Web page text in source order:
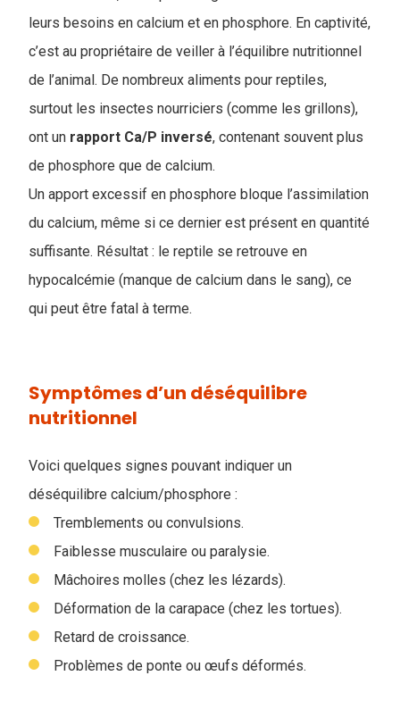
leurs besoins en calcium et en phosphore. En captivité,
c’est au propriétaire de veiller à l’équilibre nutritionnel
de l’animal. De nombreux aliments pour reptiles,
surtout les insectes nourriciers (comme les grillons),
ont un rapport Ca/P inversé, contenant souvent plus
de phosphore que de calcium.
Un apport excessif en phosphore bloque l’assimilation
du calcium, même si ce dernier est présent en quantité
suffisante. Résultat : le reptile se retrouve en
hypocalcémie (manque de calcium dans le sang), ce
qui peut être fatal à terme.
Symptômes d’un déséquilibre
nutritionnel
Voici quelques signes pouvant indiquer un
déséquilibre calcium/phosphore :
Tremblements ou convulsions.
Faiblesse musculaire ou paralysie.
Mâchoires molles (chez les lézards).
Déformation de la carapace (chez les tortues).
Retard de croissance.
Problèmes de ponte ou œufs déformés.